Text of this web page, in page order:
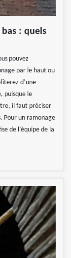
: quels
pouvez
par le haut ou
d’une
puisque le
il faut préciser
Pour un ramonage
de l’équipe de la